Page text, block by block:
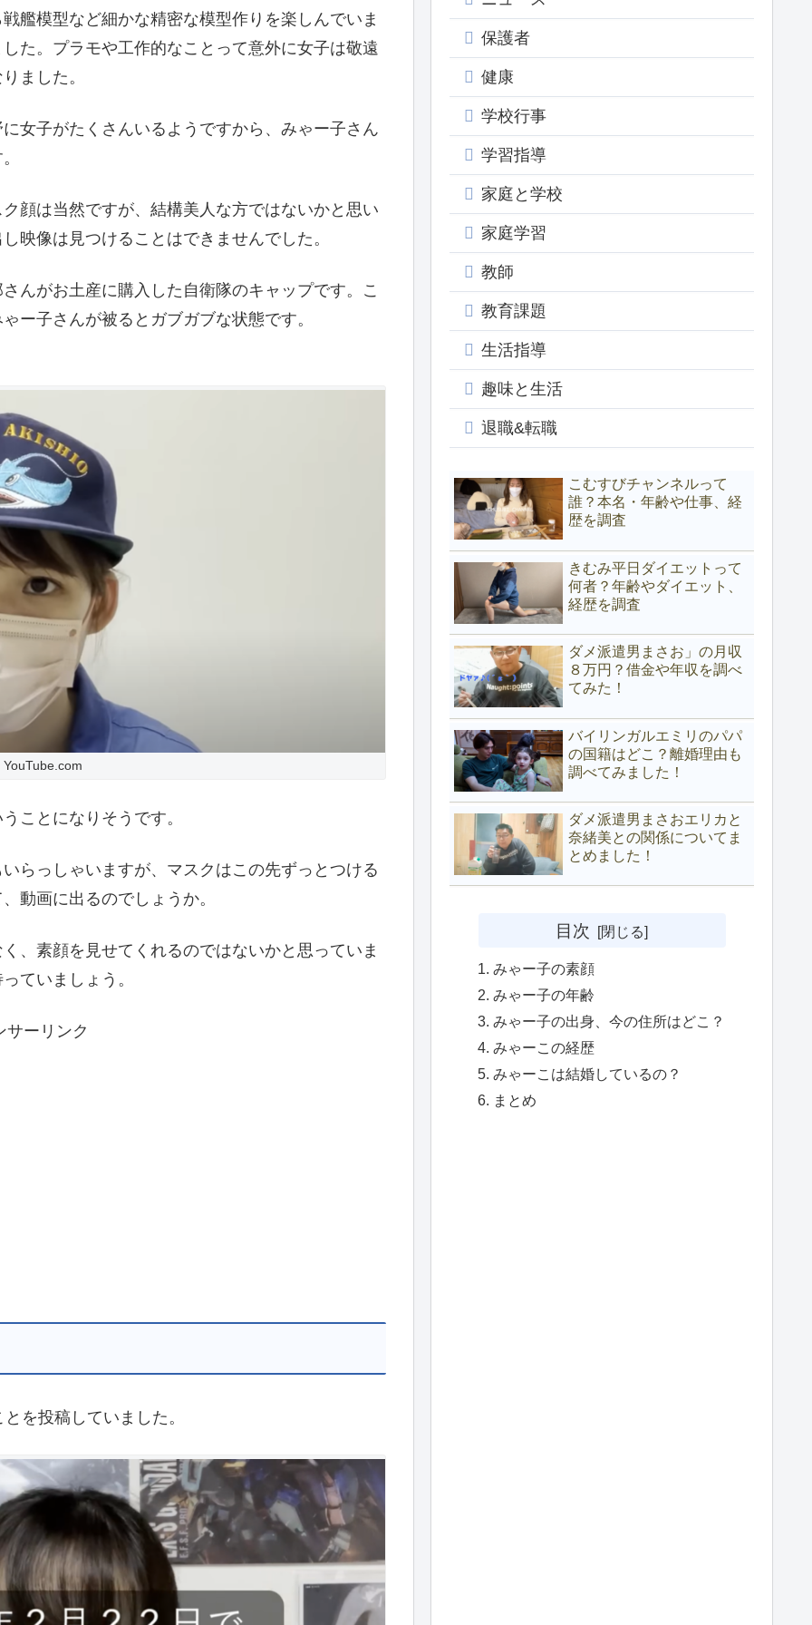
艦模型など細かな精密な模型作りを楽しんでいま
た。プラモや工作的なことって意外に女子は敬遠
ました。
女子がたくさんいるようですから、みゃー子さん
顔は当然ですが、結構美人な方ではないかと思い
映像は見つけることはできませんでした。
んがお土産に購入した自衛隊のキャップです。こ
ー子さんが被るとガブガブな状態です。
YouTube.com
ことになりそうです。
らっしゃいますが、マスクはこの先ずっとつける
動画に出るのでしょうか。
、素顔を見せてくれるのではないかと思っていま
ていましょう。
サーリンク
を投稿していました。
保護者
健康
学校行事
学習指導
家庭と学校
家庭学習
教師
教育課題
生活指導
趣味と生活
退職&転職
こむすびチャンネルって
誰？本名・年齢や仕事、経
歴を調査
きむみ平日ダイエットって
何者？年齢やダイエット、
経歴を調査
ダメ派遣男まさお」の月収
８万円？借金や年収を調べ
てみた！
バイリンガルエミリのパパ
の国籍はどこ？離婚理由も
調べてみました！
ダメ派遣男まさおエリカと
奈緒美との関係についてま
とめました！
目次
みゃー子の素顔
みゃー子の年齢
みゃー子の出身、今の住所はどこ？
みゃーこの経歴
みゃーこは結婚しているの？
まとめ